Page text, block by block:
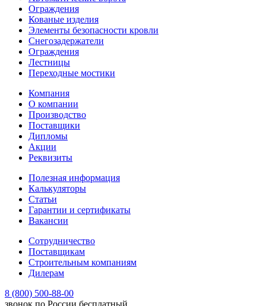
Ограждения
Кованые изделия
Элементы безопасности кровли
Снегозадержатели
Ограждения
Лестницы
Переходные мостики
Компания
О компании
Производство
Поставщики
Дипломы
Акции
Реквизиты
Полезная информация
Калькуляторы
Статьи
Гарантии и сертификаты
Вакансии
Сотрудничество
Поставщикам
Строительным компаниям
Дилерам
8 (800) 500-88-00
звонок по России бесплатный